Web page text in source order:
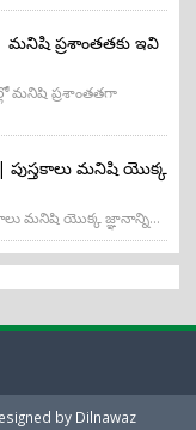
| మనిషి ప్రశాంతతకు ఇవి
మనిషి ప్రశాంతతగా
| పుస్తకాలు మనిషి యొక్క
మనిషి యొక్క జ్ఞానాన్ని...
by Dilnawaz